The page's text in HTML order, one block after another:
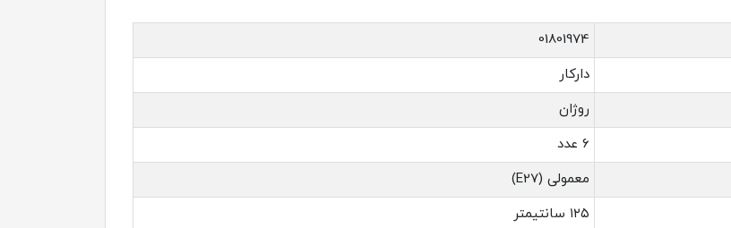
01801974
دارکار
روژان
۶ عدد
معمولی (E27)
۱۲۵ سانتیمتر